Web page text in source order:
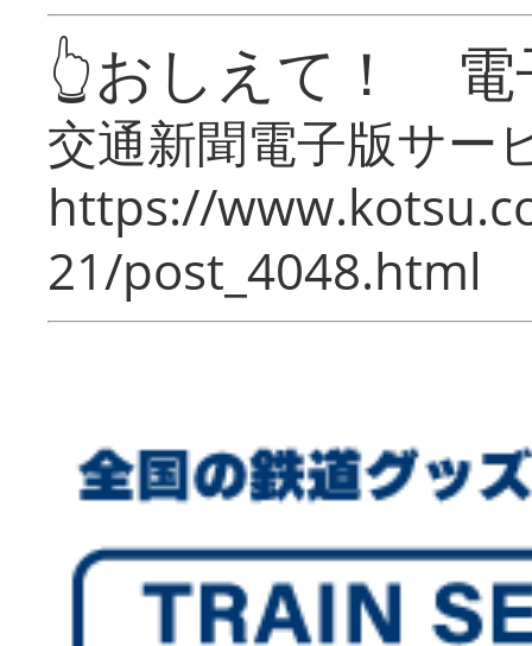
👆おしえて！ 電
交通新聞電子版サー
https://
21/post_4048.html